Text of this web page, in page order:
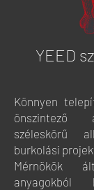
YEED
Könnyen
önszintező
széleskörű
burkolási
Mérnökök
anyagokból